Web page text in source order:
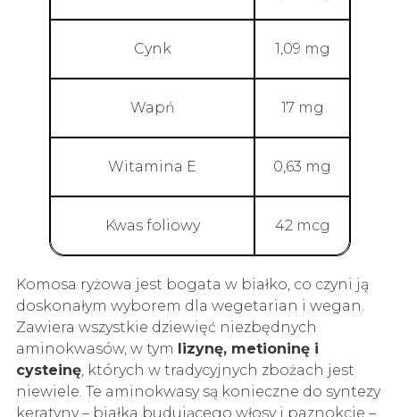
Cynk 1,09 mg
Wapń 17 mg
Witamina E 0,63 mg
Kwas foliowy 42 mcg
Komosa ryżowa jest bogata w białko, co czyni ją
doskonałym wyborem dla wegetarian i wegan.
Zawiera wszystkie dziewięć niezbędnych
aminokwasów, w tym
lizynę, metioninę i
cysteinę, których w tradycyjnych zbożach jest
niewiele. Te aminokwasy są konieczne do syntezy
keratyny – białka budującego włosy i paznokcie –